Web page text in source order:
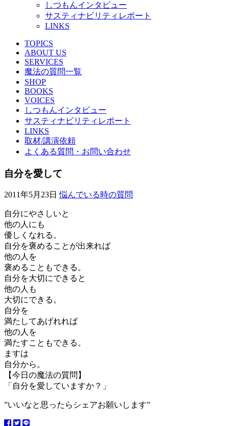
しつもんインタビュー
サスティナビリティレポート
LINKS
TOPICS
ABOUT US
SERVICES
魔法の質問一覧
SHOP
BOOKS
VOICES
しつもんインタビュー
サスティナビリティレポート
LINKS
取材/講演依頼
よくある質問・お問い合わせ
自分を愛して
2011年5月23日 悩んでいる時の質問
自分にやさしいと
他の人にも
優しくなれる。
自分を褒めることが出来れば
他の人を
褒めることもできる。
自分を大切にできると
他の人も
大切にできる。
自分を
満たしてあげれれば
他の人を
満たすこともできる。
ますは
自分から。
【今日の魔法の質問】
「自分を愛していますか？」
”いいなと思ったらシェアお願いします”